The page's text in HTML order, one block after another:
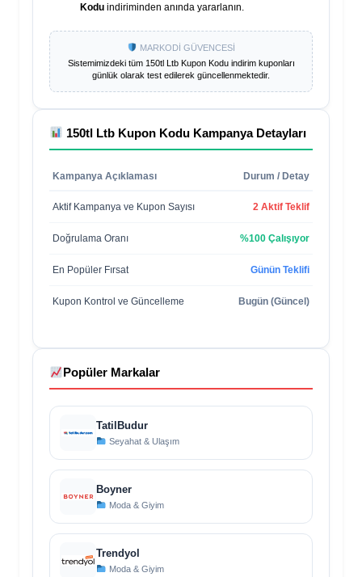
Kodu indiriminden anında yararlanın.
MARKODİ GÜVENCESİ
Sistemimizdeki tüm 150tl Ltb Kupon Koduindirim kuponları
günlük olarak test edilerek güncellenmektedir.
150tl Ltb Kupon Kodu Kampanya Detayları
Kampanya Açıklaması Durum / Detay
Aktif Kampanya ve Kupon Sayısı 2 Aktif Teklif
Doğrulama Oranı %100 Çalışıyor
En Popüler Fırsat Günün Teklifi
Kupon Kontrol ve Güncelleme Bugün (Güncel)
Popüler Markalar
TatilBudur
Seyahat & Ulaşım
Boyner
Moda & Giyim
Trendyol
Moda & Giyim